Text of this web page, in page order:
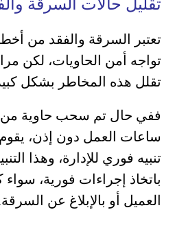
تقليل حالات السرقة
تعتبر السرقة والفقد من
تواجه أمن الحاويات، لكن
تقلل هذه المخاطر بشكل
ففي حال تم سحب حاوية من
ساعات العمل دون إذن، يقوم
تنبيه فوري للإدارة، وهذا
باتخاذ إجراءات فورية،
العميل أو بالإبلاغ عن